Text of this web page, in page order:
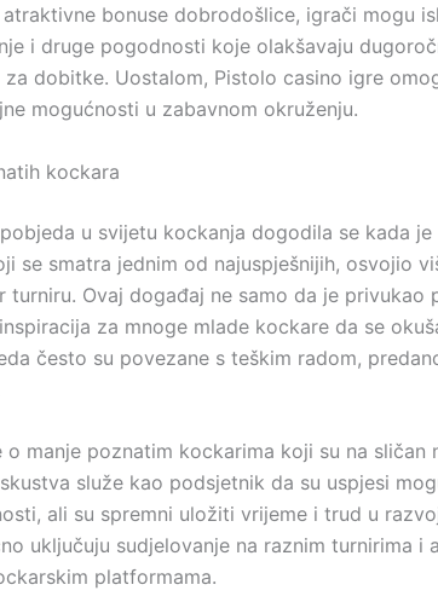
bonuse dobrodošlice, igrači mogu
i druge pogodnosti koje olakšavaju
dobitke. Uostalom, Pistolo casino igre
mogućnosti u zabavnom okruženju.
kockara
u svijetu kockanja dogodila se kada je
se smatra jednim od najuspješnijih, osvojio
turniru. Ovaj događaj ne samo da je privukao
za mnoge mlade kockare da se
često su povezane s teškim radom,
manje poznatim kockarima koji su na sličan
služe kao podsjetnik da su uspjesi
ali su spremni uložiti vrijeme i trud u
uključuju sudjelovanje na raznim turnirima i
platformama.